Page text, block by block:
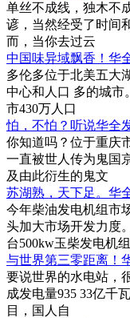
单丝不成线，独木不
谚，当然经受了时间
而，当你去过云
中国味异域飘香！华
多伦多位于北美五大
中心和人口 多的城市
市430万人口
怕，不怕？听说华全
你知道吗？位于重庆
一直被世人传为鬼国
及由此衍生的鬼文
苏湖熟，天下足。华
今年柴油发电机组市
头加大市场开发力度
台500kw玉柴发电机
与世界第三零距离！
要说世界的水电站，
成发电量935 33亿千
目，国人自